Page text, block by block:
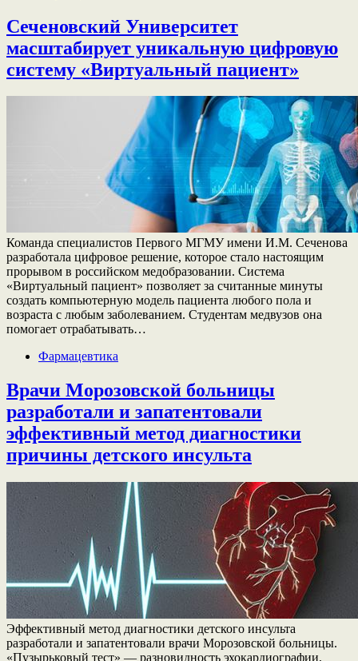
Сеченовский Университет
масштабирует уникальную цифровую
систему «Виртуальный пациент»
Команда специалистов Первого МГМУ имени И.М. Сеченова
разработала цифровое решение, которое стало настоящим
прорывом в российском медобразовании. Система
«Виртуальный пациент» позволяет за считанные минуты
создать компьютерную модель пациента любого пола и
возраста с любым заболеванием. Студентам медвузов она
помогает отрабатывать…
Фармацевтика
Врачи Морозовской больницы
разработали и запатентовали
эффективный метод диагностики
причины детского инсульта
Эффективный метод диагностики детского инсульта
разработали и запатентовали врачи Морозовской больницы.
«Пузырьковый тест» — разновидность эхокардиографии,